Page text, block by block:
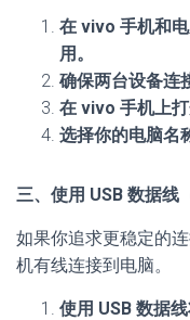
在 vivo 手机和
用。
确保两台设备连
在 vivo 手机上打
选择你的电脑名
三、使用 USB 数据线
如果你追求更稳定的
机有线连接到电脑。
使用 USB 数据